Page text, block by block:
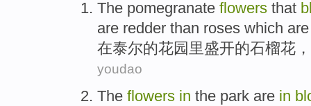
The pomegranate flowers that
are redder than roses which
在泰尔的花园里盛开的石榴花 ，
youdao
The flowers in the park are in